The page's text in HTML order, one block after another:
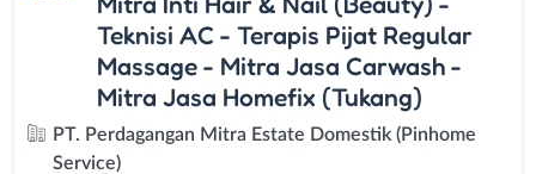
Teknisi AC - Terapis Pijat Regular
Massage - Mitra Jasa Carwash -
Mitra Jasa Homefix (Tukang)
PT. Perdagangan Mitra Estate Domestik (Pinhome
Service)